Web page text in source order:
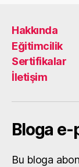
Hakkında
Eğitimcilik
Sertifikalar
İletişim
Bloga e-
Bu bloga